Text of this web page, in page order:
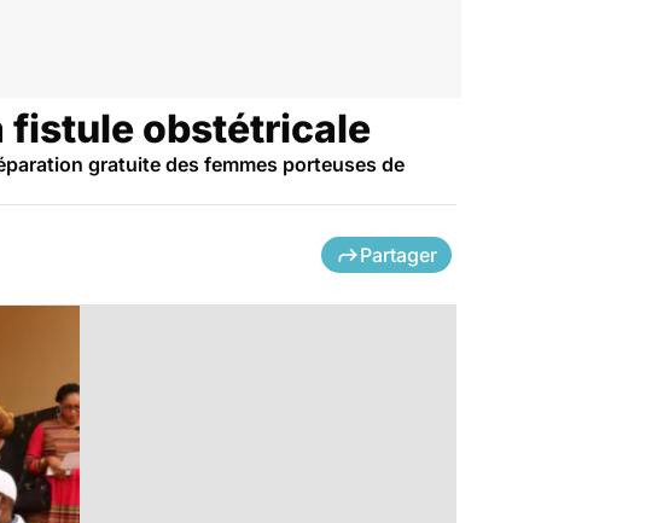
fistule obstétricale
gratuite des femmes porteuses de
Partager